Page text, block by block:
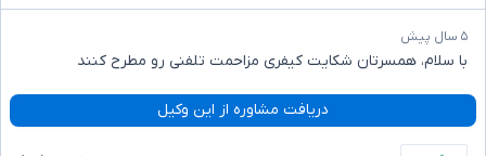
۵ سال پیش
با سلام، همسرتان شکایت کیفری مزاحمت تلفنی رو مطرح کنند
دریافت مشاوره از این وکیل